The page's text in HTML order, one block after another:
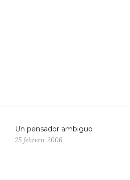
Un pensador ambiguo
25 febrero, 2006